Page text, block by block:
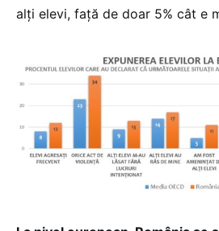
alți elevi, față de doar 5% cât e